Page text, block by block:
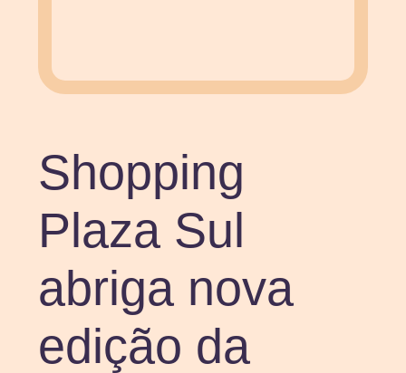
Shopping
Plaza Sul
abriga nova
edição da